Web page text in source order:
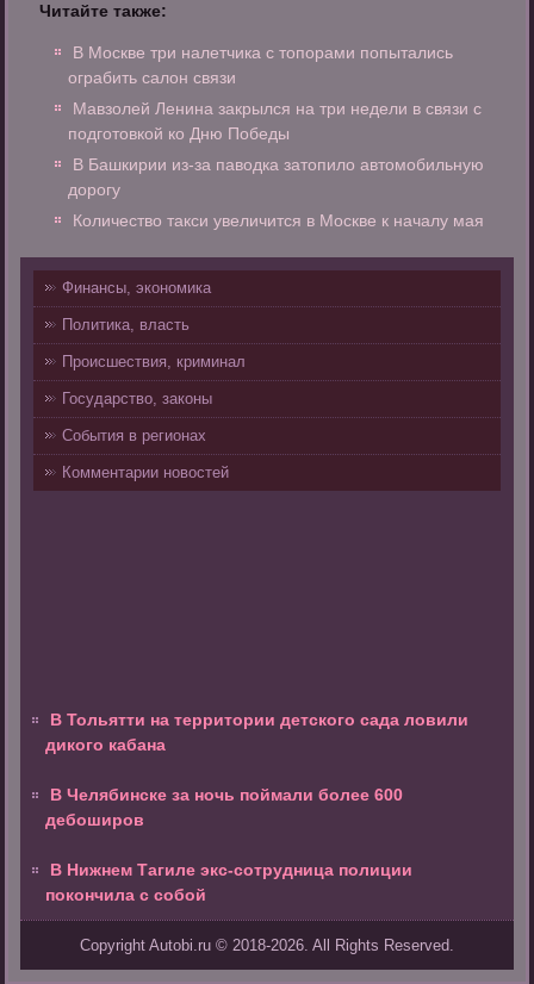
Читайте также:
В Москве три налетчика с топорами попытались
ограбить салон связи
Мавзолей Ленина закрылся на три недели в связи с
подготовкой ко Дню Победы
В Башкирии из-за паводка затопило автомобильную
дорогу
Количество такси увеличится в Москве к началу мая
Финансы, экономика
Политика, власть
Происшествия, криминал
Государство, законы
События в регионах
Комментарии новостей
В Тольятти на территории детского сада ловили
дикого кабана
В Челябинске за ночь поймали более 600
дебоширов
В Нижнем Тагиле экс-сотрудница полиции
покончила с собой
Copyright Autobi.ru © 2018-2026. All Rights Reserved.